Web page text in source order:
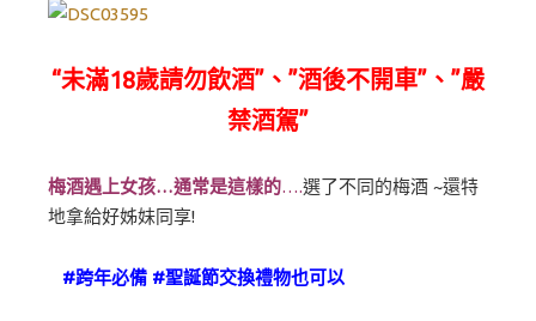
“未滿18歲請勿飲酒”、”酒後不開車”、”嚴
禁酒駕”
梅酒遇上女孩…通常是這樣的….選了不同的梅酒 ~還特
地拿給好姊妹同享!
#跨年必備 #聖誕節交換禮物也可以